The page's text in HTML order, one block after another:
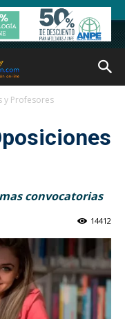
y Profesores
convocatorias
14412